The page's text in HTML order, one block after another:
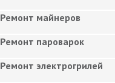
Ремонт майнеров
Ремонт пароварок
Ремонт электрогрилей